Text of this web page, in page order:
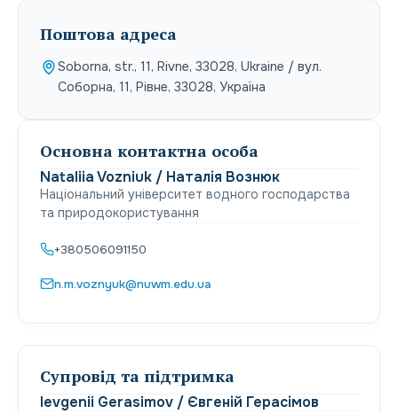
Поштова адреса
Soborna, str., 11, Rivne, 33028, Ukraine / вул.
Соборна, 11, Рівне, 33028, Україна
Основна контактна особа
Nataliia Vozniuk / Наталія Вознюк
Національний університет водного господарства
та природокористування
+380506091150
n.m.voznyuk@nuwm.edu.ua
Супровід та підтримка
Ievgenii Gerasimov / Євгеній Герасімов